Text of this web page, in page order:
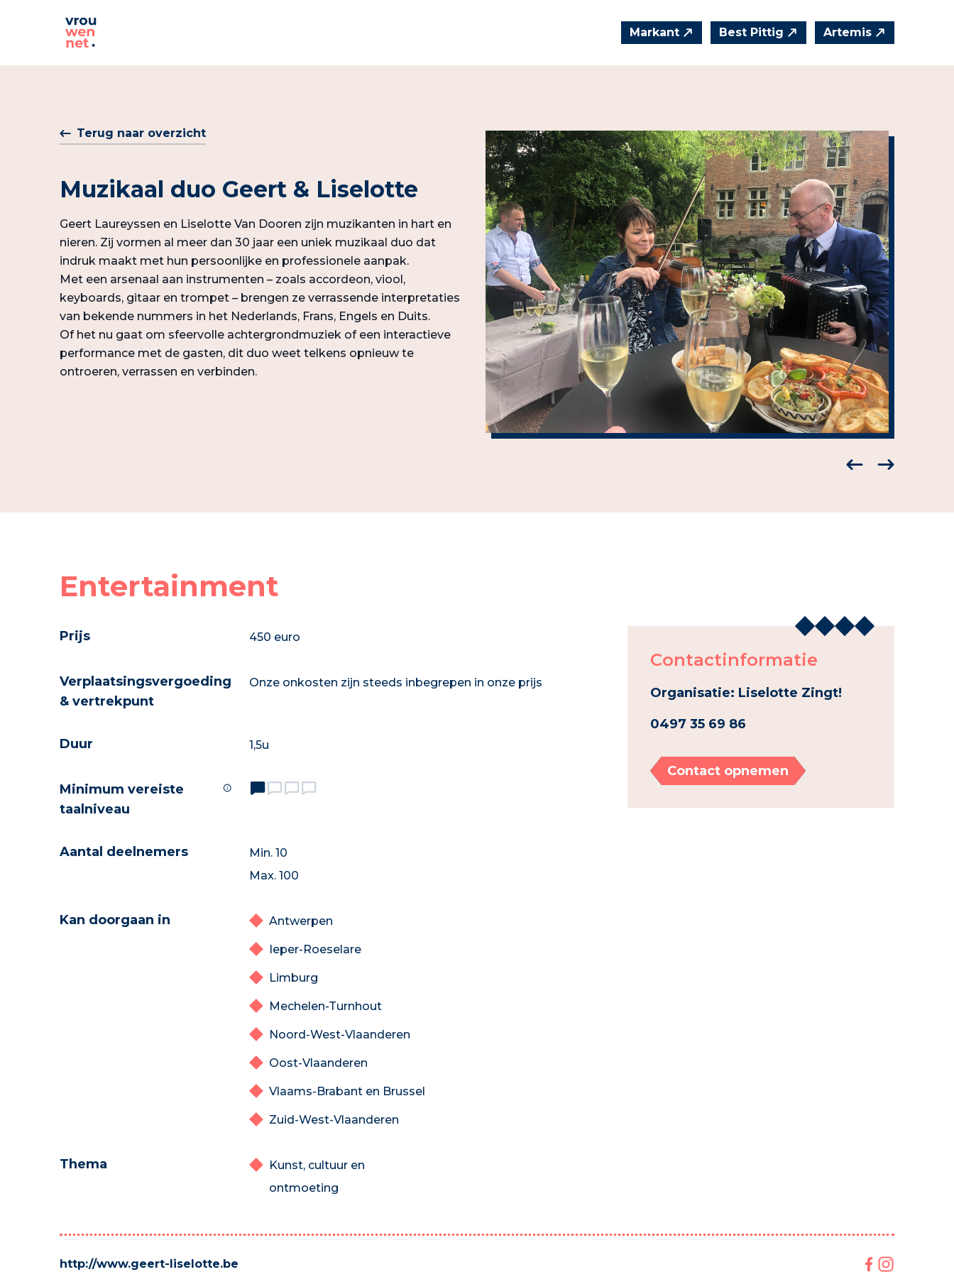
Markant Best Pittig Artemis
Terug naar overzicht
Muzikaal duo Geert & Liselotte
Geert Laureyssen en Liselotte Van Dooren zijn muzikanten in hart en
nieren. Zij vormen al meer dan 30 jaar een uniek muzikaal duo dat
indruk maakt met hun persoonlijke en professionele aanpak.
Met een arsenaal aan instrumenten – zoals accordeon, viool,
keyboards, gitaar en trompet – brengen ze verrassende interpretaties
van bekende nummers in het Nederlands, Frans, Engels en Duits.
Of het nu gaat om sfeervolle achtergrondmuziek of een interactieve
performance met de gasten, dit duo weet telkens opnieuw te
ontroeren, verrassen en verbinden.
Entertainment
Prijs 450 euro
Verplaatsingsvergoeding
& vertrekpunt
Onze onkosten zijn steeds inbegrepen in onze prijs
Duur 1,5u
Minimum vereiste
taalniveau
Aantal deelnemers
Min. 10
Max. 100
Kan doorgaan in Antwerpen
Ieper-Roeselare
Limburg
Mechelen-Turnhout
Noord-West-Vlaanderen
Oost-Vlaanderen
Vlaams-Brabant en Brussel
Zuid-West-Vlaanderen
Thema
Kunst, cultuur en
ontmoeting
Contactinformatie
Organisatie: Liselotte Zingt!
0497 35 69 86
Contact opnemen
http://www.geert-liselotte.be